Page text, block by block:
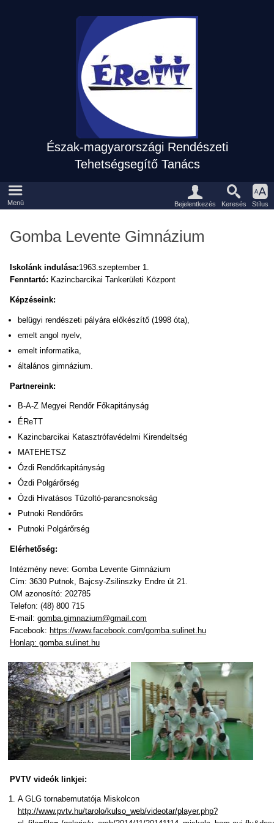
Észak-magyarországi Rendészeti
Tehetségsegítő Tanács
Fõmenü
Menü
Eszközpanel
Bejelentkezés Keresés Stílus
Gomba Levente Gimnázium
Iskolánk indulása:1963.szeptember 1.
Fenntartó: Kazincbarcikai Tankerületi Központ
Képzéseink:
belügyi rendészeti pályára előkészítő (1998 óta),
emelt angol nyelv,
emelt informatika,
általános gimnázium.
Partnereink:
B-A-Z Megyei Rendőr Főkapitányság
ÉReTT
Kazincbarcikai Katasztrófavédelmi Kirendeltség
MATEHETSZ
Ózdi Rendőrkapitányság
Ózdi Polgárőrség
Ózdi Hivatásos Tűzoltó-parancsnokság
Putnoki Rendőrőrs
Putnoki Polgárőrség
Elérhetőség:
Intézmény neve: Gomba Levente Gimnázium
Cím: 3630 Putnok, Bajcsy-Zsilinszky Endre út 21.
OM azonosító: 202785
Telefon: (48) 800 715
E-mail: gomba.gimnazium@gmail.com
Facebook: https://www.facebook.com/gomba.sulinet.hu
Honlap: gomba.sulinet.hu
PVTV videók linkjei:
A GLG tornabemutatója Miskolcon
http://www.pvtv.hu/tarolo/kulso_web/videotar/player.php?